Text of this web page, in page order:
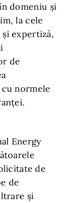
domeniu şi
la cele
expertiză,
de
normele
Energy
de
de
şi